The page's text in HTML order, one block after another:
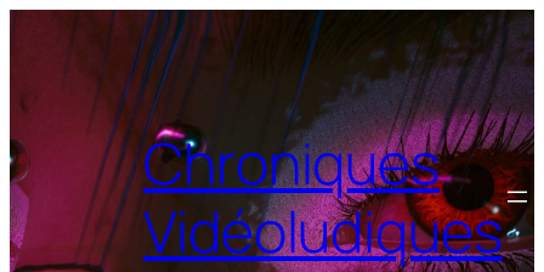
Chroniques
Vidéoludiques